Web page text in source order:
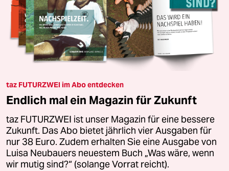
taz FUTURZWEI im Abo entdecken
Endlich mal ein Magazin für Zukunft
taz FUTURZWEI ist unser Magazin für eine bessere
Zukunft. Das Abo bietet jährlich vier Ausgaben für
nur 38 Euro. Zudem erhalten Sie eine Ausgabe von
Luisa Neubauers neuestem Buch „Was wäre, wenn
wir mutig sind?“ (solange Vorrat reicht).